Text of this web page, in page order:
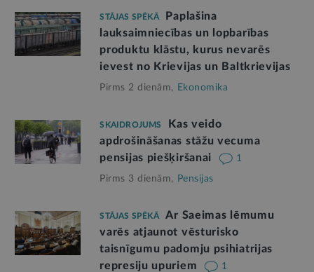
STĀJAS SPĒKĀ
Paplašina
lauksaimniecības un lopbarības
produktu klāstu, kurus nevarēs
ievest no Krievijas un Baltkrievijas
Pirms 2 dienām, Ekonomika
SKAIDROJUMS
Kas veido
apdrošināšanas stāžu vecuma
pensijas piešķiršanai
1
Pirms 3 dienām, Pensijas
STĀJAS SPĒKĀ
Ar Saeimas lēmumu
varēs atjaunot vēsturisko
taisnīgumu padomju psihiatrijas
represiju upuriem
1